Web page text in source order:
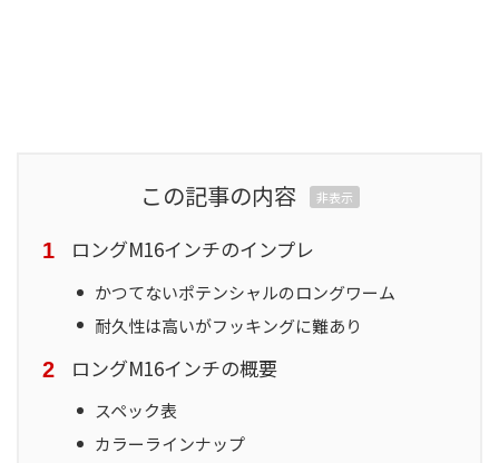
この記事の内容 非表示
ロングM16インチのインプレ
かつてないポテンシャルのロングワーム
耐久性は高いがフッキングに難あり
ロングM16インチの概要
スペック表
カラーラインナップ